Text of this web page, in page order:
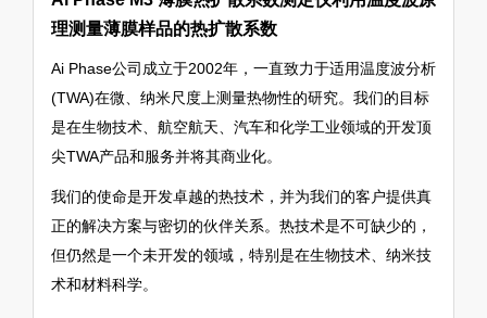
理测量薄膜样品的热扩散系数
Ai Phase公司成立于2002年，一直致力于适用温度波分析
(TWA)在微、纳米尺度上测量热物性的研究。我们的目标
是在生物技术、航空航天、汽车和化学工业领域的开发顶
尖TWA产品和服务并将其商业化。
我们的使命是开发卓越的热技术，并为我们的客户提供真
正的解决方案与密切的伙伴关系。热技术是不可缺少的，
但仍然是一个未开发的领域，特别是在生物技术、纳米技
术和材料科学。